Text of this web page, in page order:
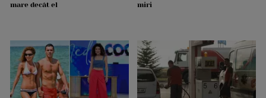
mare decât el
miri